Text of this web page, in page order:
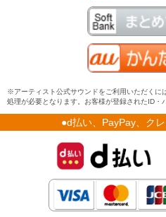
※アーティスト公式サウンドをご利用いただくに
処理が必要となります。お客様が登録されたID・
●d払い、PayPay、ク